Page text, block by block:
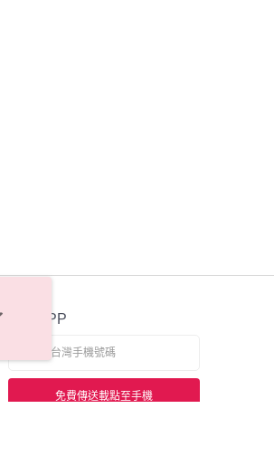
官方APP
免費傳送載點至手機